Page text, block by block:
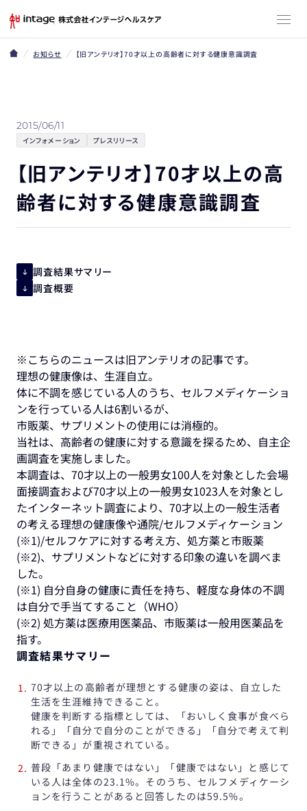
お知らせ 【旧アンテリオ】70才以上の高齢者に対する健康意識調査
2015/06/11
インフォメーション プレスリリース
【旧アンテリオ】70才以上の高
齢者に対する健康意識調査
調査結果サマリー
調査概要
※こちらのニュースは旧アンテリオの記事です。
理想の健康像は、生涯自立。
体に不調を感じている人のうち、セルフメディケーショ
ンを行っている人は6割いるが、
市販薬、サプリメントの使用には消極的。
当社は、高齢者の健康に対する意識を探るため、自主企
画調査を実施しました。
本調査は、70才以上の一般男女100人を対象とした会場
面接調査および70才以上の一般男女1023人を対象とし
たインターネット調査により、70才以上の一般生活者
の考える理想の健康像や通院/セルフメディケーション
(※1)/セルフケアに対する考え方、処方薬と市販薬
(※2)、サプリメントなどに対する印象の違いを調べま
した。
(※1) 自分自身の健康に責任を持ち、軽度な身体の不調
は自分で手当てすること（WHO）
(※2) 処方薬は医療用医薬品、市販薬は一般用医薬品を
指す。
調査結果サマリー
70才以上の高齢者が理想とする健康の姿は、自立した
生活を生涯維持できること。
健康を判断する指標としては、「おいしく食事が食べら
れる」「自分で自分のことができる」「自分で考えて判
断できる」が重視されている。
普段「あまり健康ではない」「健康ではない」と感じて
いる人は全体の23.1%。そのうち、セルフメディケーシ
ョンを行うことがあると回答したのは59.5%。